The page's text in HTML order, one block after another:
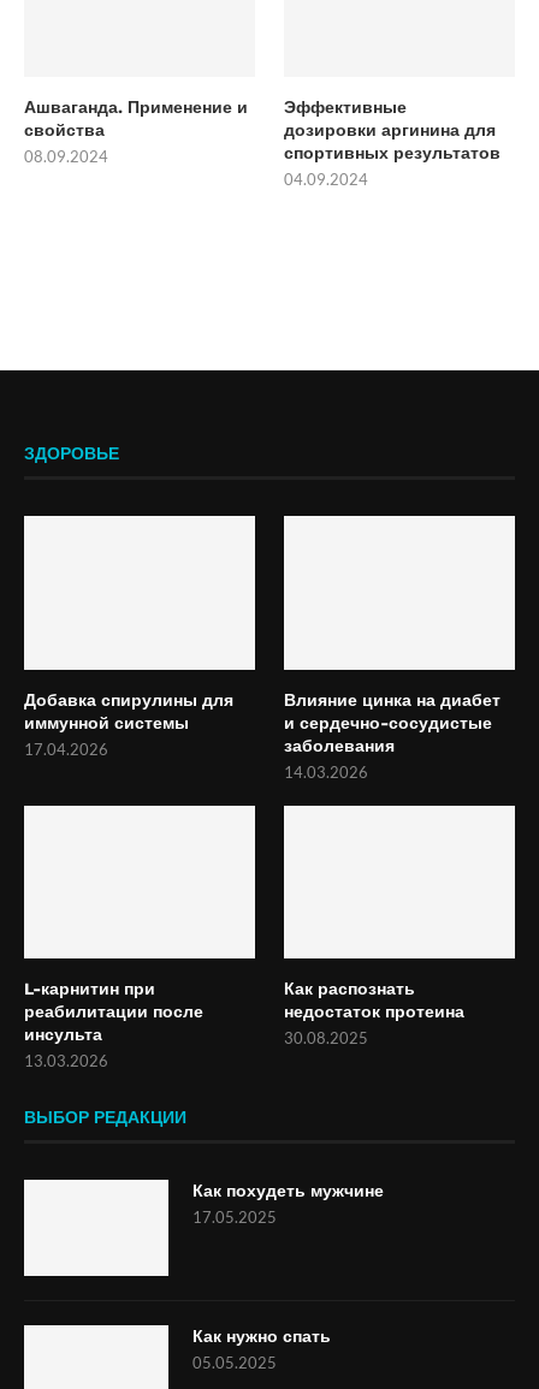
Ашваганда. Применение и
свойства
08.09.2024
Эффективные
дозировки аргинина для
спортивных результатов
04.09.2024
ЗДОРОВЬЕ
Добавка спирулины для
иммунной системы
17.04.2026
Влияние цинка на диабет
и сердечно-сосудистые
заболевания
14.03.2026
L-карнитин при
реабилитации после
инсульта
13.03.2026
Как распознать
недостаток протеина
30.08.2025
ВЫБОР РЕДАКЦИИ
Как похудеть мужчине
17.05.2025
Как нужно спать
05.05.2025